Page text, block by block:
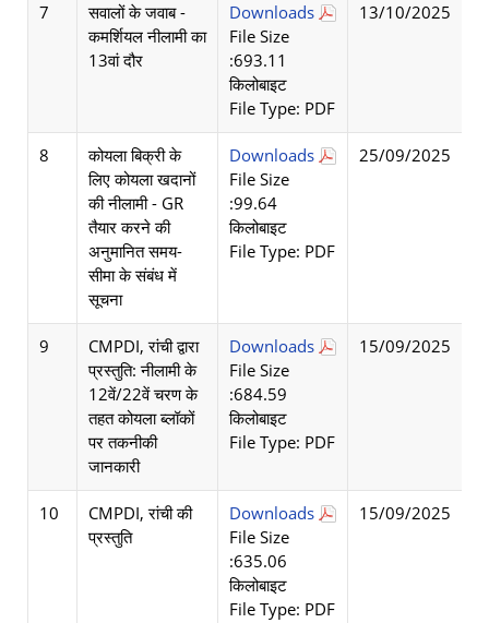
7
सवालों के जवाब -
कमर्शियल नीलामी का
13वां दौर
Downloads
File Size
:693.11
किलोबाइट
File Type: PDF
13/10/2025
8
कोयला बिक्री के
लिए कोयला खदानों
की नीलामी - GR
तैयार करने की
अनुमानित समय-
सीमा के संबंध में
सूचना
Downloads
File Size
:99.64
किलोबाइट
File Type: PDF
25/09/2025
9
CMPDI, रांची द्वारा
प्रस्तुति: नीलामी के
12वें/22वें चरण के
तहत कोयला ब्लॉकों
पर तकनीकी
जानकारी
Downloads
File Size
:684.59
किलोबाइट
File Type: PDF
15/09/2025
10
CMPDI, रांची की
प्रस्तुति
Downloads
File Size
:635.06
किलोबाइट
File Type: PDF
15/09/2025